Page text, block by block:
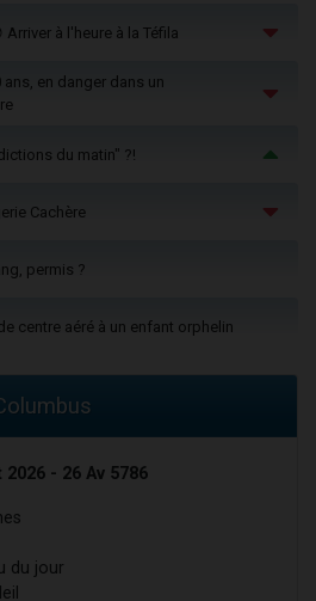
à l'heure à la Téfila
ans, en danger dans un
du matin" ?!
Cachère
permis ?
centre aéré à un enfant orphelin
2026 - 26 Av 5786
du jour